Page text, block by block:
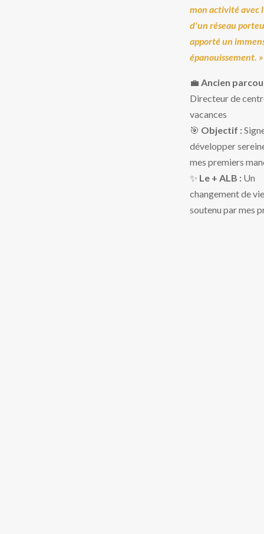
mon activité avec
d'un réseau
apporté un
épanouissement. »
💼 Ancien
Directeur de
vacances
🎯 Objectif :
développer
mes premiers
✨ Le + ALB : Un
changement de
soutenu par mes